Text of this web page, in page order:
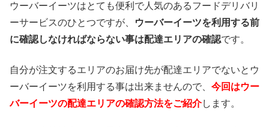
ウーバーイーツはとても便利で人気のあるフードデリバリ
ーサービスのひとつですが、
ウーバーイーツを利用する前
に確認しなければならない事は配達エリアの確認です。
自分が注文するエリアのお届け先が配達エリアでないとウ
ーバーイーツを利用する事は出来ませんので、 今回はウー
バーイーツの配達エリアの確認方法をご紹介します。